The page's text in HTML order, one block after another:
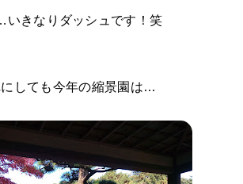
いきなりダッシュです！笑
しても今年の縮景園は…